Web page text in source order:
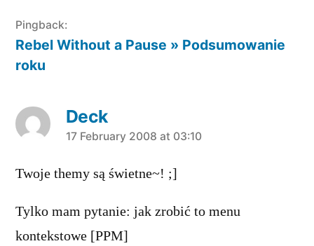
Pingback:
Rebel Without a Pause » Podsumowanie
roku
Deck
says:
17 February 2008 at 03:10
Twoje themy są świetne~! ;]
Tylko mam pytanie: jak zrobić to menu
kontekstowe [PPM]